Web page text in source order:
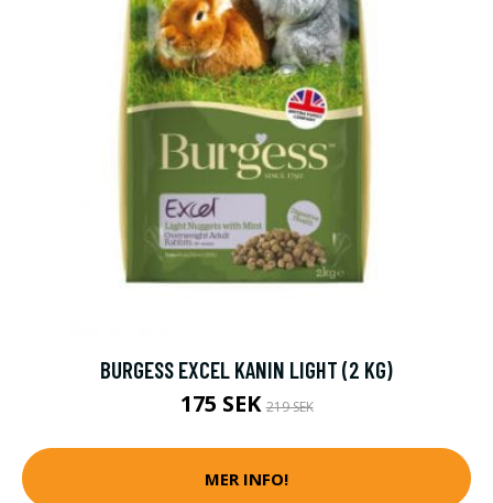
BURGESS EXCEL KANIN LIGHT (2 KG)
175 SEK219 SEK
MER INFO!